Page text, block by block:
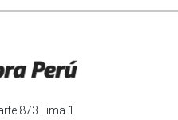
873 Lima 1